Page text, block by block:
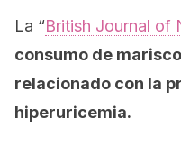
La “British Journal of
consumo de
relacionado con la
hiperuricemia.